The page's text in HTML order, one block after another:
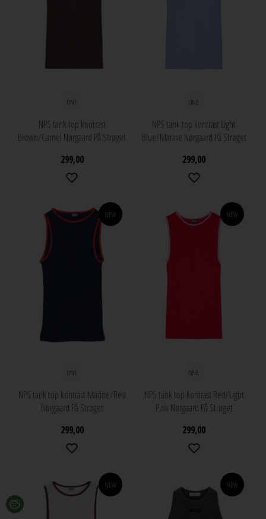
ONE
NPS tank top kontrast
Brown/Camel Nørgaard På Strøget
299,00
ONE
NPS tank top kontrast Light
Blue/Marine Nørgaard På Strøget
299,00
NEW
ONE
NPS tank top kontrast Marine/Red
Nørgaard På Strøget
299,00
NEW
ONE
NPS tank top kontrast Red/Light
Pink Nørgaard På Strøget
299,00
NEW NEW